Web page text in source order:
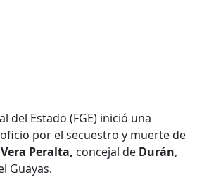
del Estado (FGE) inició una
por el secuestro y muerte de
Peralta, concejal de Durán,
Guayas.